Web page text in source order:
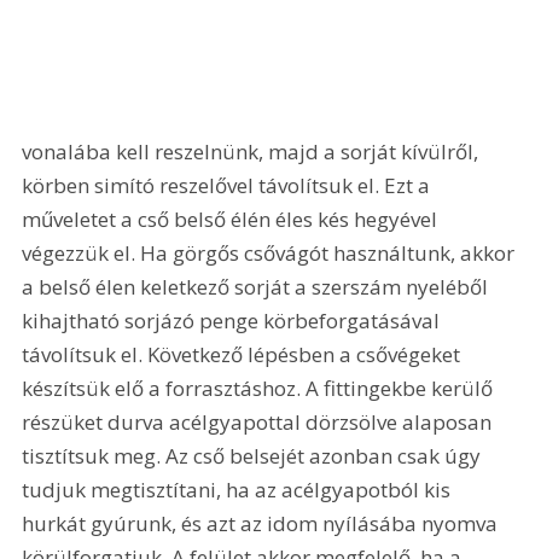
vonalába kell reszelnünk, majd a sorját kívülről,
körben simító reszelővel távolítsuk el. Ezt a
műveletet a cső belső élén éles kés hegyével
végezzük el. Ha görgős csővágót használtunk, akkor
a belső élen keletkező sorját a szerszám nyeléből
kihajtható sorjázó penge körbeforgatásával
távolítsuk el. Következő lépésben a csővégeket
készítsük elő a forrasztáshoz. A fittingekbe kerülő
részüket durva acélgyapottal dörzsölve alaposan
tisztítsuk meg. Az cső belsejét azonban csak úgy
tudjuk megtisztítani, ha az acélgyapotból kis
hurkát gyúrunk, és azt az idom nyílásába nyomva